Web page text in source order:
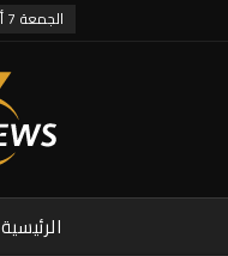
الجمعة 7 أغسطس 2026
الرئيسية